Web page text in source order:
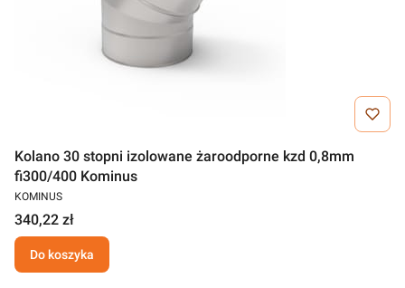
Kolano 30 stopni izolowane żaroodporne kzd 0,8mm
fi300/400 Kominus
KOMINUS
340,22 zł
Do koszyka